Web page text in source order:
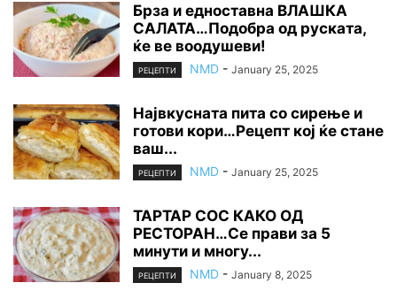
Брза и едноставна ВЛАШКА
САЛАТА…Подобра од руската,
ќе ве воодушеви!
РЕЦЕПТИ NMD - January 25, 2025
Највкусната пита со сирење и
готови кори…Рецепт кој ќе стане
ваш...
РЕЦЕПТИ NMD - January 25, 2025
ТАРТАР СОС КАКО ОД
РЕСТОРАН…Се прави за 5
минути и многу...
РЕЦЕПТИ NMD - January 8, 2025